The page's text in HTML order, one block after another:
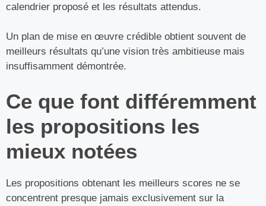
calendrier proposé et les résultats attendus.
Un plan de mise en œuvre crédible obtient souvent de
meilleurs résultats qu’une vision très ambitieuse mais
insuffisamment démontrée.
Ce que font différemment
les propositions les
mieux notées
Les propositions obtenant les meilleurs scores ne se
concentrent presque jamais exclusivement sur la